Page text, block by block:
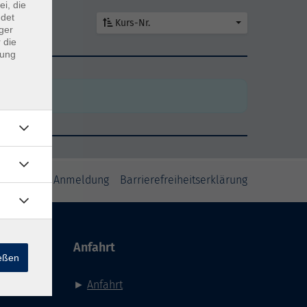
Kurs-Nr.
zur Anmeldung Barrierefreiheitserklärung
Anfahrt
► Anfahrt
die
die